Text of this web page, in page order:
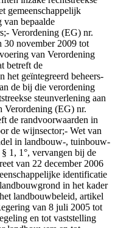
gemeenschappelijk
van bepaalde
Verordening (EG) nr.
30 november 2009 tot
van Verordening
betreft de
het geïntegreerd beheers-
de bij die verordening
steunverlening aan
Verordening (EG) nr.
de randvoorwaarden in
de wijnsector;- Wet van
in landbouw-, tuinbouw-
1, 1°, vervangen bij de
van 22 december 2006
identificatie
in het kader
landbouwbeleid, artikel
van 8 juli 2005 tot
en tot vaststelling